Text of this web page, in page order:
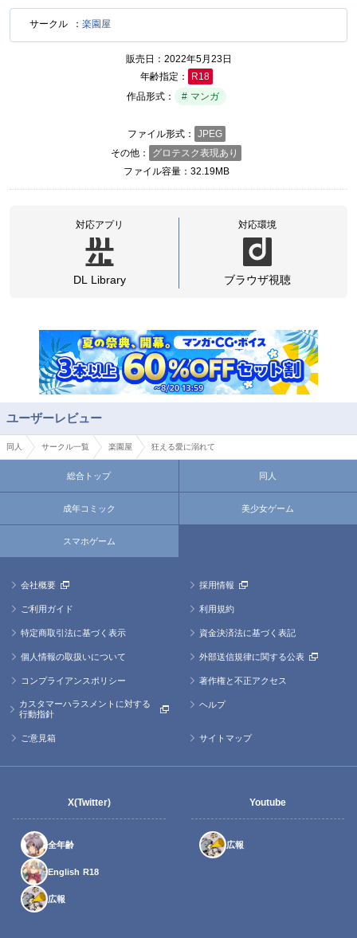
サークル 楽園屋
販売日
2022年5月23日
年齢指定
R18
作品形式
マンガ
ファイル形式
JPEG
その他
グロテスク表現あり
ファイル容量
32.19MB
対応アプリ
DL Library
対応環境
ブラウザ視聴
ユーザーレビュー
同人 サークル一覧 楽園屋 狂える愛に溺れて
総合トップ 同人
成年コミック 美少女ゲーム
スマホゲーム
会社概要 採用情報
ご利用ガイド 利用規約
特定商取引法に基づく表示 資金決済法に基づく表記
個人情報の取扱いについて 外部送信規律に関する公表
コンプライアンスポリシー 著作権と不正アクセス
カスタマーハラスメントに対する
行動指針
ヘルプ
ご意見箱 サイトマップ
X(Twitter)
全年齢
English R18
広報
Youtube
広報